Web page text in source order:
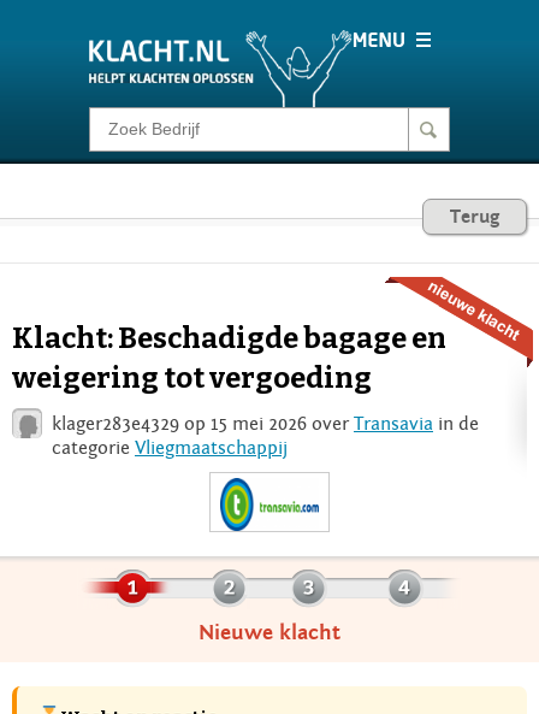
Klacht melden
Consumentenrecht
Voor Bedrijven
Login
Terug
Klacht: Beschadigde bagage en
weigering tot vergoeding
klager283e4329 op 15 mei 2026 overTransavia in de
categorie Vliegmaatschappij
Nieuwe klacht